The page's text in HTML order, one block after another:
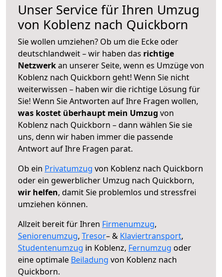
Unser Service für Ihren Umzug
von Koblenz nach Quickborn
Sie wollen umziehen? Ob um die Ecke oder
deutschlandweit – wir haben das richtige
Netzwerkan unserer Seite, wenn es Umzüge von
Koblenz nach Quickborn geht! Wenn Sie nicht
weiterwissen – haben wir die richtige Lösung für
Sie! Wenn Sie Antworten auf Ihre Fragen wollen,
was kostet überhaupt mein Umzug von
Koblenz nach Quickborn – dann wählen Sie sie
uns, denn wir haben immer die passende
Antwort auf Ihre Fragen parat.
Ob ein Privatumzug von Koblenz nach Quickborn
oder ein gewerblicher Umzug nach Quickborn,
wir helfen, damit Sie problemlos und stressfrei
umziehen können.
Allzeit bereit für Ihren Firmenumzug,
Seniorenumzug, Tresor– & Klaviertransport,
Studentenumzug in Koblenz, Fernumzug oder
eine optimale Beiladung von Koblenz nach
Quickborn.